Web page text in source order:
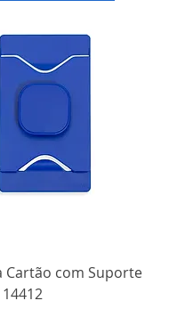
Cartão com Suporte